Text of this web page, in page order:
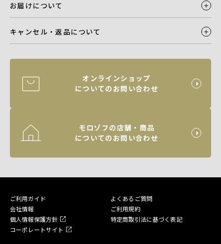
お届けについて
キャンセル・返品について
オンラインショップ
についてのお問い合わせ
モロゾフの店舗・商品
についてのお問い合わせ
ご利用ガイド
よくあるご質問
会社情報
ご利用規約
個人情報保護方針
特定商取引法に基づく表記
コーポレートサイト